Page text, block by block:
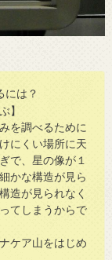
には？
】
を調べるために
にくい場所に天
で、星の像が１
かな構造が見ら
造が見られなく
てしまうからで
ケア山をはじめ